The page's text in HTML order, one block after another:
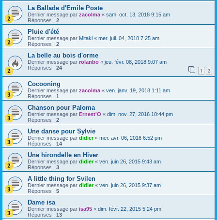
La Ballade d'Emile Poste
Dernier message par zacolma « sam. oct. 13, 2018 9:15 am
Réponses : 2
Pluie d'été
Dernier message par Mitaki « mer. juil. 04, 2018 7:25 am
Réponses : 2
La belle au bois d'orme
Dernier message par rolanbo « jeu. févr. 08, 2018 9:07 am
Réponses : 24 1 2
Cocooning
Dernier message par zacolma « ven. janv. 19, 2018 1:11 am
Réponses : 1
Chanson pour Paloma
Dernier message par Ernest'O « dim. nov. 27, 2016 10:44 pm
Réponses : 2
Une danse pour Sylvie
Dernier message par didier« mer. avr. 06, 2016 6:52 pm
Réponses : 14
Une hirondelle en Hiver
Dernier message par didier« ven. juin 26, 2015 9:43 am
Réponses : 3
A little thing for Svilen
Dernier message par didier« ven. juin 26, 2015 9:37 am
Réponses : 5
Dame isa
Dernier message par isa95 « dim. févr. 22, 2015 5:24 pm
Réponses : 13